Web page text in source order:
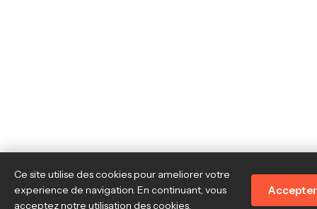
Ce site utilise des cookies pour ameliorer votre
experience de navigation. En continuant, vous
acceptez notre utilisation des cookies.
Accepter